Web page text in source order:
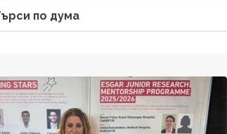
по дума